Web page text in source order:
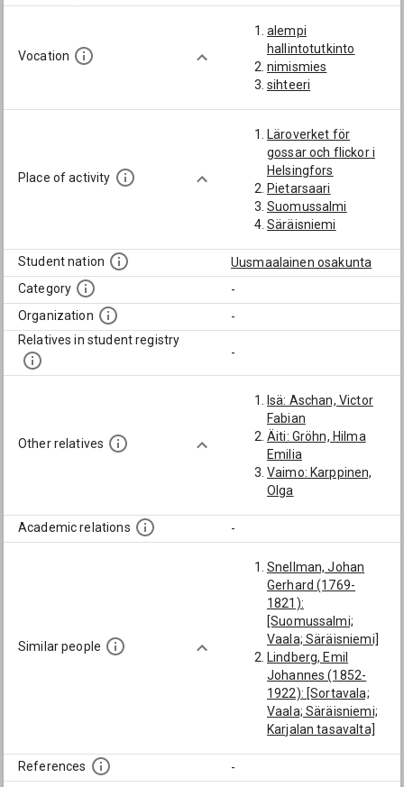
Vocation
alempi
hallintotutkinto
nimismies
sihteeri
Place of activity
Läroverket för
gossar och flickor i
Helsingfors
Pietarsaari
Suomussalmi
Säräisniemi
Student nation
Uusmaalainen osakunta
Category
-
Organization
-
Relatives in student registry
-
Other relatives
Isä: Aschan, Victor
Fabian
Äiti: Gröhn, Hilma
Emilia
Vaimo: Karppinen,
Olga
Academic relations -
Similar people
Snellman, Johan
Gerhard (1769-
1821):
[Suomussalmi;
Vaala; Säräisniemi]
Lindberg, Emil
Johannes (1852-
1922): [Sortavala;
Vaala; Säräisniemi;
Karjalan tasavalta]
(1848-1909): [Vaala;
References -